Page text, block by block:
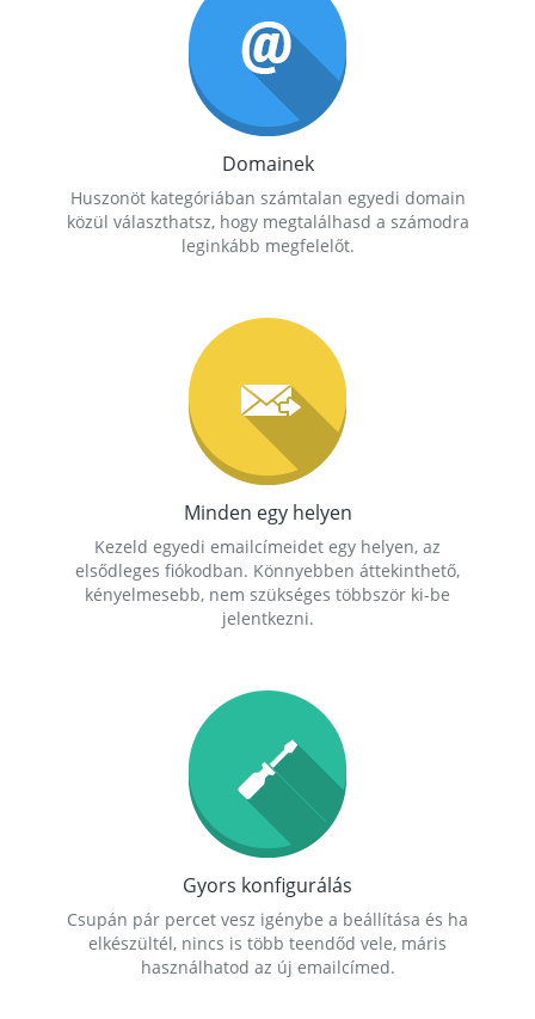
Domainek
Huszonöt kategóriában számtalan egyedi domain
közül választhatsz, hogy megtalálhasd a számodra
leginkább megfelelőt.
Minden egy helyen
Kezeld egyedi emailcímeidet egy helyen, az
elsődleges fiókodban. Könnyebben áttekinthető,
kényelmesebb, nem szükséges többször ki-be
jelentkezni.
Gyors konfigurálás
Csupán pár percet vesz igénybe a beállítása és ha
elkészültél, nincs is több teendőd vele, máris
használhatod az új emailcímed.